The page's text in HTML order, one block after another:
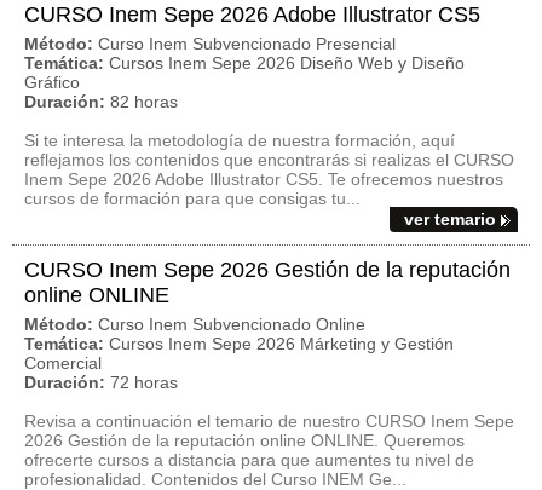
CURSO Inem Sepe 2026 Adobe Illustrator CS5
Método: Curso Inem Subvencionado Presencial
Temática: Cursos Inem Sepe 2026 Diseño Web y Diseño
Gráfico
Duración: 82 horas
Si te interesa la metodología de nuestra formación, aquí
reflejamos los contenidos que encontrarás si realizas el CURSO
Inem Sepe 2026 Adobe Illustrator CS5. Te ofrecemos nuestros
cursos de formación para que consigas tu...
ver temario
CURSO Inem Sepe 2026 Gestión de la reputación
online ONLINE
Método: Curso Inem Subvencionado Online
Temática: Cursos Inem Sepe 2026 Márketing y Gestión
Comercial
Duración: 72 horas
Revisa a continuación el temario de nuestro CURSO Inem Sepe
2026 Gestión de la reputación online ONLINE. Queremos
ofrecerte cursos a distancia para que aumentes tu nivel de
profesionalidad. Contenidos del Curso INEM Ge...